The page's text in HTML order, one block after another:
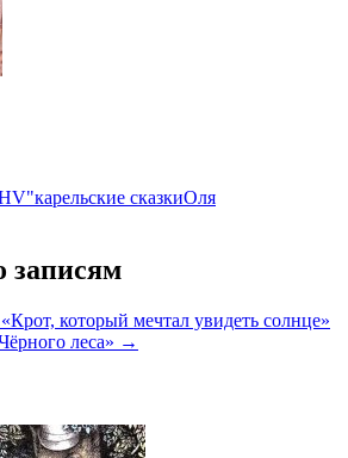
карельские сказкиОля
записям
который мечтал увидеть солнце»
леса» →